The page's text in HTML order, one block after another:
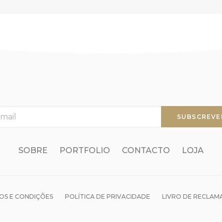
SOBRE PORTFOLIO CONTACTO LOJA
E CONDIÇÕES POLÍTICA DE PRIVACIDADE LIVRO DE